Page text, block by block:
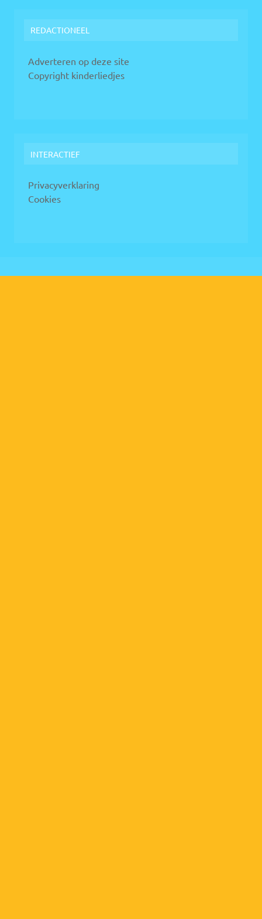
REDACTIONEEL
Adverteren op deze site
Copyright kinderliedjes
INTERACTIEF
Privacyverklaring
Cookies